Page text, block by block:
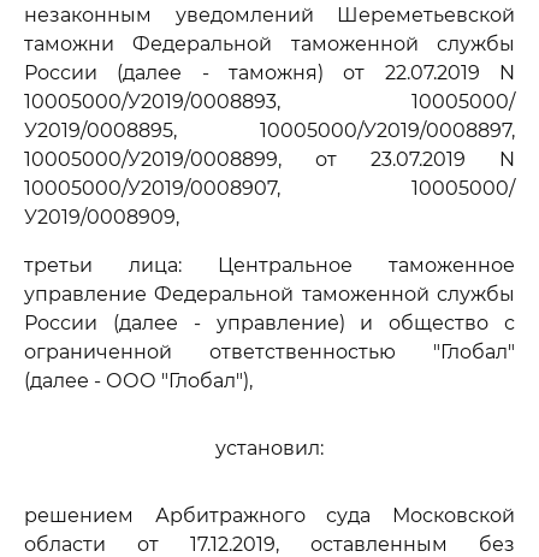
незаконным уведомлений Шереметьевской
таможни Федеральной таможенной службы
России (далее - таможня) от 22.07.2019 N
10005000/У2019/0008893, 10005000/
У2019/0008895, 10005000/У2019/0008897,
10005000/У2019/0008899, от 23.07.2019 N
10005000/У2019/0008907, 10005000/
У2019/0008909,
третьи лица: Центральное таможенное
управление Федеральной таможенной службы
России (далее - управление) и общество с
ограниченной ответственностью "Глобал"
(далее - ООО "Глобал"),
установил:
решением Арбитражного суда Московской
области от 17.12.2019, оставленным без